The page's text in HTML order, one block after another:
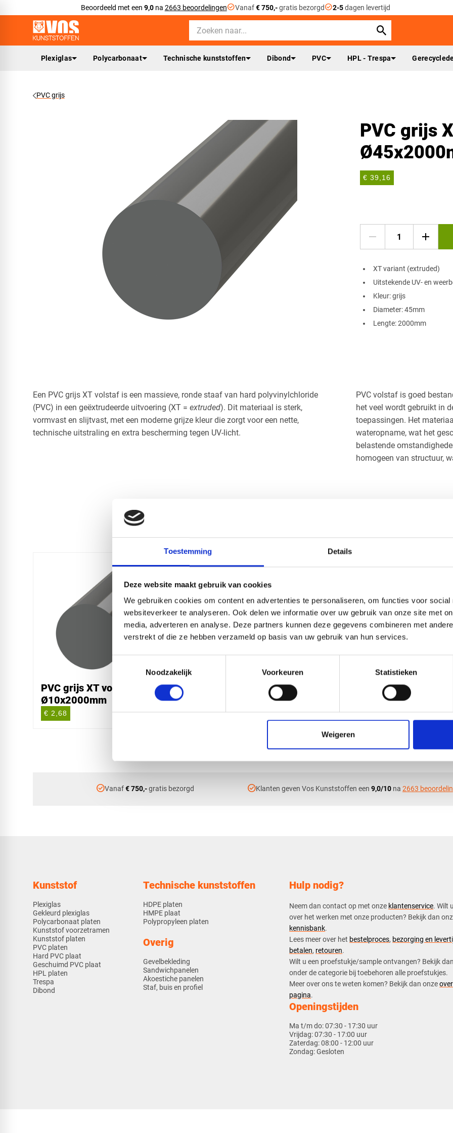
Toestemming Details
Deze website maakt gebruik van cookies
We gebruiken cookies om content en advertenties te personaliseren, om functies voor social
websiteverkeer te analyseren. Ook delen we informatie over uw gebruik van onze site met
media, adverteren en analyse. Deze partners kunnen deze gegevens combineren met
verstrekt of die ze hebben verzameld op basis van uw gebruik van hun services.
Toestemmingsselectie
Noodzakelijk
Voorkeuren Statistieken
Weigeren
Beoordeeld met een 9,0na 2663 beoordelingencheck_circleVanaf€ 750,-gratis bezorgdcheck_circle2-5dagen levertijd
Plexiglas Polycarbonaat Technische kunststoffen Dibond PVC HPL - Trespa
PVC grijs
PVC grijs
€ 39,16
XT variant (extruded)
Uitstekende UV- en
Kleur: grijs
Diameter: 45mm
Lengte: 2000mm
Een PVC grijs XT volstaf is een massieve, ronde staaf van hard polyvinylchloride
(PVC) in een geëxtrudeerde uitvoering (XT = extruded). Dit materiaal is sterk,
vormvast en slijtvast, met een moderne grijze kleur die zorgt voor een nette,
technische uitstraling en extra bescherming tegen UV-licht.
PVC volstaf is goed
het veel wordt gebruikt in
toepassingen. Het
wateropname, wat het
belastende
homogeen van structuur,
PVC grijs XT volstaf -
Ø10x2000mm
€ 2,68
PVC grijs XT volstaf -
€ 6,04
PVC grijs XT volstaf -
Ø20x2000mm
€ 11,36
check_circleVanaf€ 750,-gratis bezorgd check_circleKlanten geven Vos Kunststoffen een 9,0/10 na 2663
Kunststof
Plexiglas
Gekleurd plexiglas
Polycarbonaat platen
Kunststof voorzetramen
Kunststof platen
PVC platen
Hard PVC plaat
Geschuimd PVC plaat
HPL platen
Trespa
Dibond
Technische kunststoffen
HDPE platen
HMPE plaat
Polypropyleen platen
Overig
Gevelbekleding
Sandwichpanelen
Akoestiche panelen
Staf, buis en profiel
Hulp nodig?
Neem dan contact op met onze klantenservice. Wilt
over het werken met onze producten? Bekijk dan
kennisbank.
​Lees meer over het bestelproces, bezorging en
betalen, retouren.​
​Wilt u een proefstukje/sample ontvangen? Bekijk dan
onder de categorie bij toebehoren alle proefstukjes.
​​Meer over ons te weten komen? Bekijk dan onze
pagina.
Openingstijden
Ma t/m do:07:30 - 17:30 uur
Vrijdag:07:30 - 17:00 uur
Zaterdag:08:00 - 12:00 uur
Zondag:Gesloten